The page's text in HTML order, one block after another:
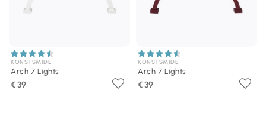
KONSTSMIDE
Arch 7 Lights
€ 39
KONSTSMIDE
Arch 7 Lights
€ 39